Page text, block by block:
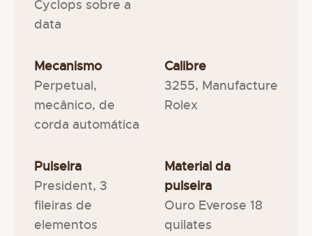
Cyclops sobre a
data
Mecanismo
Perpetual,
mecânico, de
corda automática
Calibre
3255, Manufacture
Rolex
Pulseira
President, 3
fileiras de
elementos
Material da
pulseira
Ouro Everose 18
quilates